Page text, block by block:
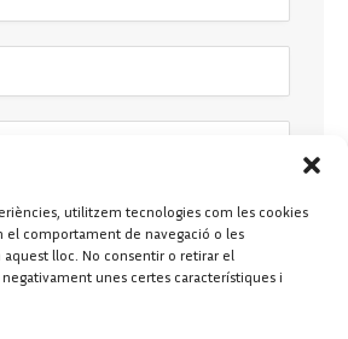
utilitzem tecnologies com les cookies
el comportament de navegació o les
lloc. No consentir o retirar el
unes certes característiques i